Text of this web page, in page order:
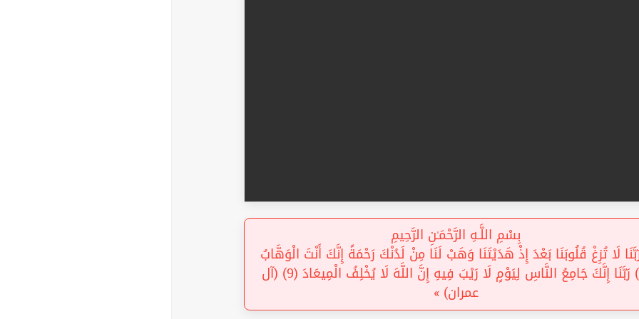
بِسْمِ اللَّـهِ الرَّحْمَـٰنِ الرَّحِيمِ
لَا تُزِغْ قُلُوبَنَا بَعْدَ إِذْ هَدَيْتَنَا وَهَبْ لَنَا مِنْ لَدُنْكَ رَحْمَةً إِنَّكَ أَنْتَ الْوَهَّابُ
(8) رَبَّنَا إِنَّكَ جَامِعُ النَّاسِ لِيَوْمٍ لَا رَيْبَ فِيهِ إِنَّ اللَّهَ لَا يُخْلِفُ الْمِيعَادَ (9) (آل
عمران) »